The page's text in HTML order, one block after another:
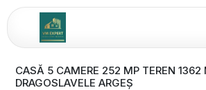
CASĂ 5 CAMERE 252 MP TEREN 1362
DRAGOSLAVELE ARGEȘ